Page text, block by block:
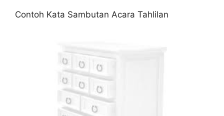
Contoh Kata Sambutan Acara Tahlilan